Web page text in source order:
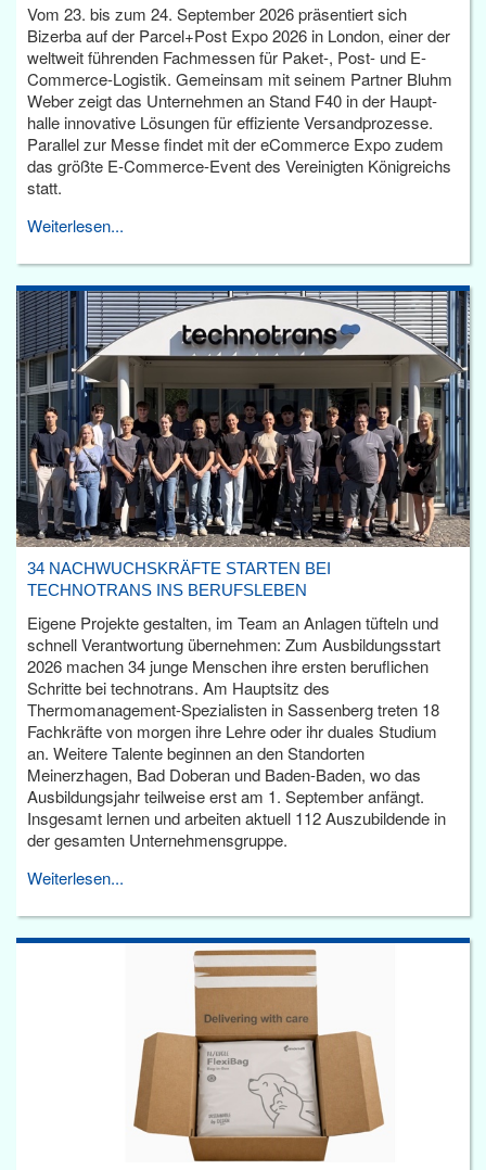
Vom 23. bis zum 24. September 2026 präsentiert sich
Bizerba auf der Parcel+Post Expo 2026 in London, einer der
weltweit führenden Fachmessen für Paket-, Post- und E-
Commerce-Logistik. Gemeinsam mit seinem Partner Bluhm
Weber zeigt das Unternehmen an Stand F40 in der Haupt­
halle innovative Lösungen für effiziente Versandprozesse.
Parallel zur Messe findet mit der eCommerce Expo zudem
das größte E-Commerce-Event des Vereinigten Königreichs
statt.
Weiterlesen...
34 NACHWUCHSKRÄFTE STARTEN BEI
TECHNOTRANS INS BERUFSLEBEN
Eigene Projekte gestalten, im Team an Anlagen tüfteln und
schnell Verantwortung übernehmen: Zum Ausbildungsstart
2026 machen 34 junge Menschen ihre ersten beruflichen
Schritte bei technotrans. Am Hauptsitz des
Thermomanagement-Spezialisten in Sassenberg treten 18
Fachkräfte von morgen ihre Lehre oder ihr duales Studium
an. Weitere Talente beginnen an den Standorten
Meinerzhagen, Bad Doberan und Baden-Baden, wo das
Ausbildungsjahr teilweise erst am 1. September anfängt.
Insgesamt lernen und arbeiten aktuell 112 Auszubildende in
der gesamten Unternehmensgruppe.
Weiterlesen...